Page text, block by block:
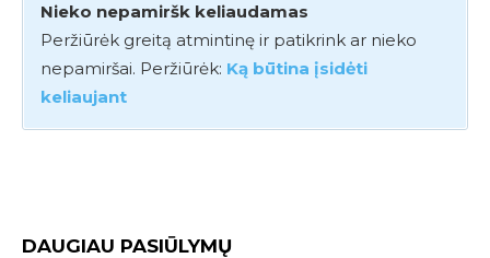
Nieko nepamiršk keliaudamas
Peržiūrėk greitą atmintinę ir patikrink ar nieko
nepamiršai. Peržiūrėk: Ką būtina įsidėti
keliaujant
DAUGIAU PASIŪLYMŲ